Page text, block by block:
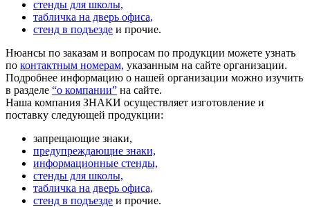
стенды для школы,
табличка на дверь офиса,
стенд в подъезде и прочие.
Нюансы по заказам и вопросам по продукции можете узнать
по контактным номерам, указанным на сайте организации.
Подробнее информацию о нашей организации можно изучить
в разделе “о компании” на сайте.
Наша компания ЗНАКИ осуществляет изготовление и
поставку следующей продукции:
запрещающие знаки,
предупреждающие знаки,
информационные стенды,
стенды для школы,
табличка на дверь офиса,
стенд в подъезде и прочие.